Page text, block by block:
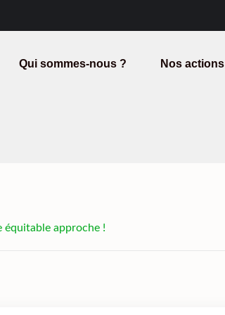
Qui sommes-nous ? Nos actions
équitable approche !